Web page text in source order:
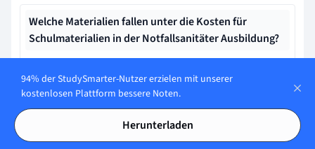
Welche Materialien fallen unter die Kosten für
Schulmaterialien in der Notfallsanitäter Ausbildung?
Welche Ausbildungsstätten für Notfallsanitäter gibt
94% der StudySmarter-Nutzer erzielen mit unserer
kostenlosen Plattform bessere Noten.
Herunterladen